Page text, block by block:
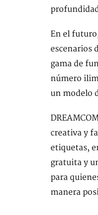
En el
escenarios
gama de
número
un modelo
creativa y
etiquetas,
gratuita y
para
manera